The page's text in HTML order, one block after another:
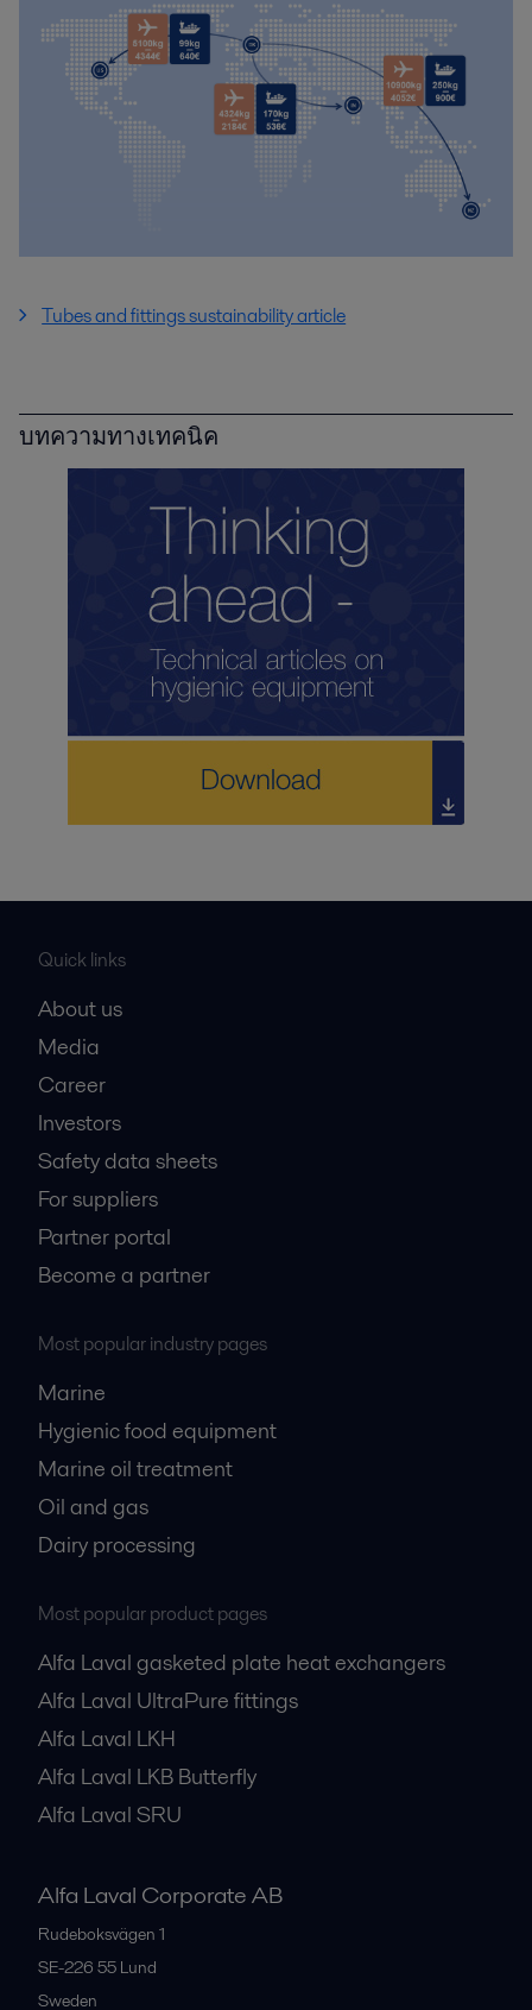
Tubes and fittings sustainability article
บทความทางเทคนิค
Quick links
About us
Media
Career
Investors
Safety data sheets
For suppliers
Partner portal
Become a partner
Most popular industry pages
Marine
Hygienic food equipment
Marine oil treatment
Oil and gas
Dairy processing
Most popular product pages
Alfa Laval gasketed plate heat exchangers
Alfa Laval UltraPure fittings
Alfa Laval LKH
Alfa Laval LKB Butterfly
Alfa Laval SRU
Alfa Laval Corporate AB
Rudeboksvägen 1
SE-226 55 Lund
Sweden